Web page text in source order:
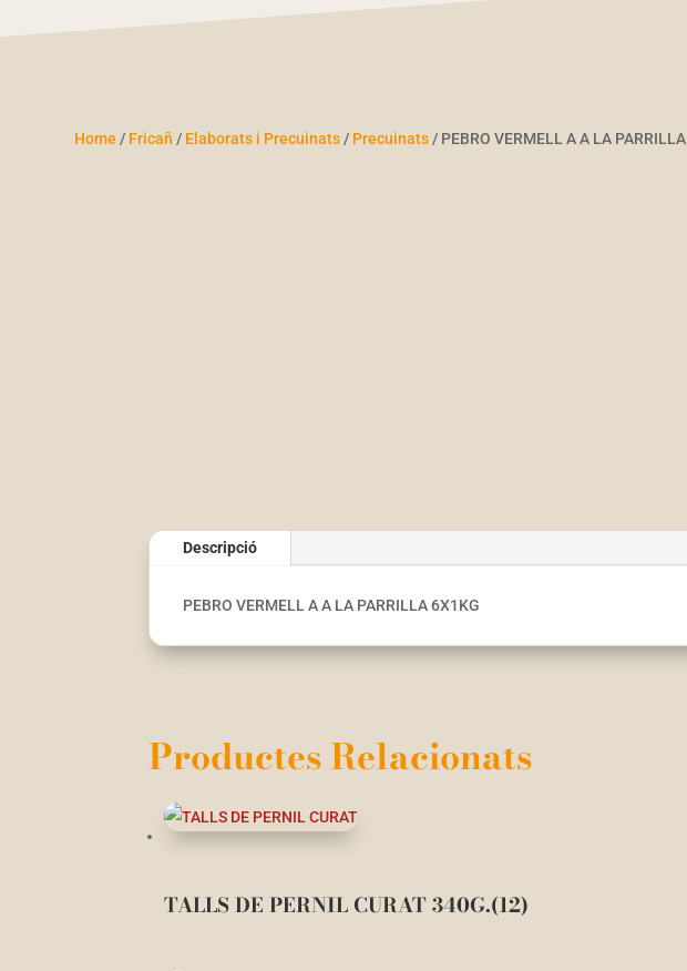
Home / Fricañ / Elaborats i Precuinats / Precuinats / PEBRO VERMELL A A LA PARRILLA
Descripció
PEBRO VERMELL A A LA PARRILLA 6X1KG
Productes Relacionats
TALLS DE PERNIL CURAT 340G.(12)